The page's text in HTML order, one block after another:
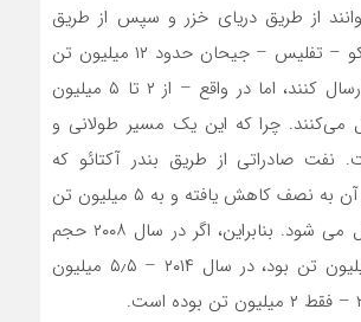
از طریق دریای خزر و سپس از طریق
خط لوله نفت باکو – تفلیس – جیحان حدود ۱۲ میلیون تن
نفت را در سال ارسال کنند، اما در واقع – از ۲ تا ۵ میلیون
می‌کنند. چرا که این یک مسیر طولانی و
نفت صادراتی از طریق بندر آکتائو که
ظرفیت‌های فنی آن به نصف کاهش یافته و به ۵ میلیون تن
رسیده است حمل می شود. بنابراین، اگر در سال ۲۰۰۸ حجم
انتقال نفت ۹ میلیون تن بود، در سال ۲۰۱۴ – ۵٫۵ میلیون